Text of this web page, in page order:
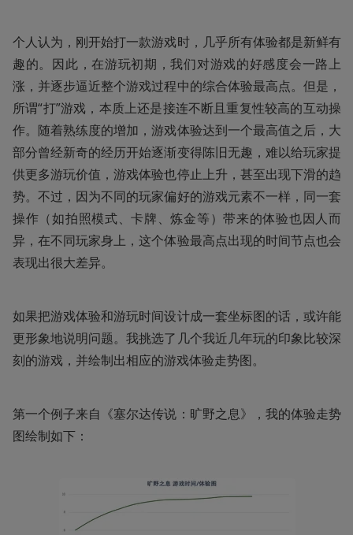
个人认为，刚开始打一款游戏时，几乎所有体验都是新鲜有
趣的。因此，在游玩初期，我们对游戏的好感度会一路上
涨，并逐步逼近整个游戏过程中的综合体验最高点。但是，
所谓“打”游戏，本质上还是接连不断且重复性较高的互动操
作。随着熟练度的增加，游戏体验达到一个最高值之后，大
部分曾经新奇的经历开始逐渐变得陈旧无趣，难以给玩家提
供更多游玩价值，游戏体验也停止上升，甚至出现下滑的趋
势。不过，因为不同的玩家偏好的游戏元素不一样，同一套
操作（如拍照模式、卡牌、炼金等）带来的体验也因人而
异，在不同玩家身上，这个体验最高点出现的时间节点也会
表现出很大差异。
如果把游戏体验和游玩时间设计成一套坐标图的话，或许能
更形象地说明问题。我挑选了几个我近几年玩的印象比较深
刻的游戏，并绘制出相应的游戏体验走势图。
第一个例子来自《塞尔达传说：旷野之息》，我的体验走势
图绘制如下：